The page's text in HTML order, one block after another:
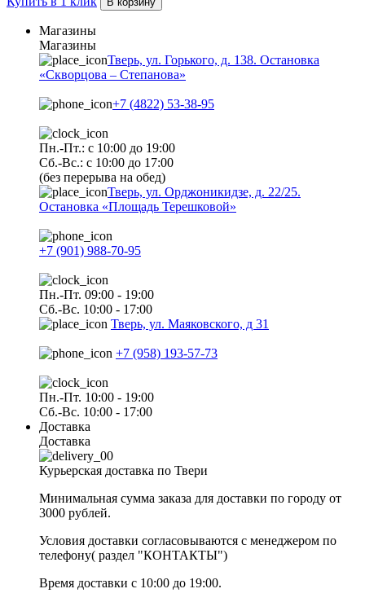
Магазины
Магазины
Тверь, ул. Горького, д. 138. Остановка
«Скворцова – Степанова»
+7 (4822) 53-38-95
Пн.-Пт.: с 10:00 до 19:00
Сб.-Вс.: с 10:00 до 17:00
(без перерыва на обед)
Тверь, ул. Орджоникидзе, д. 22/25.
Остановка «Площадь Терешковой»
+7 (901) 988-70-95
Пн.-Пт. 09:00 - 19:00
Сб.-Вс. 10:00 - 17:00
Тверь, ул. Маяковского, д 31
+7 (958) 193-57-73
Пн.-Пт. 10:00 - 19:00
Сб.-Вс. 10:00 - 17:00
Доставка
Доставка
Курьерская доставка по Твери
Минимальная сумма заказа для доставки по городу от
3000 рублей.
Условия доставки согласовываются с менеджером по
телефону( раздел "КОНТАКТЫ")
Время доставки с 10:00 до 19:00.